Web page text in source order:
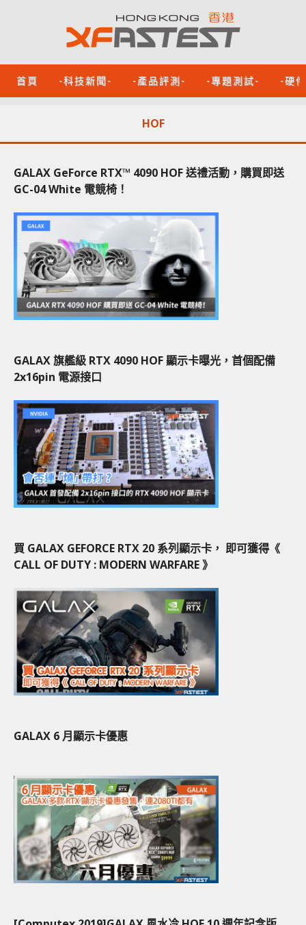
首頁 -科技新聞- -產品評測- -專題測試- -硬
HOF
GALAX GeForce RTX™ 4090 HOF 送禮活動，購買即送
GC-04 White 電競椅！
GALAX 旗艦級 RTX 4090 HOF 顯示卡曝光，首個配備
2x16pin 電源接口
買 GALAX GEFORCE RTX 20 系列顯示卡， 即可獲得《
CALL OF DUTY : MODERN WARFARE 》
GALAX 6 月顯示卡優惠